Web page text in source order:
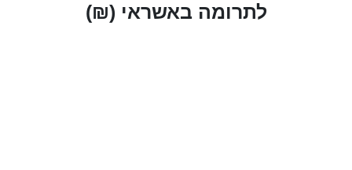
לתרומה באשראי (₪)